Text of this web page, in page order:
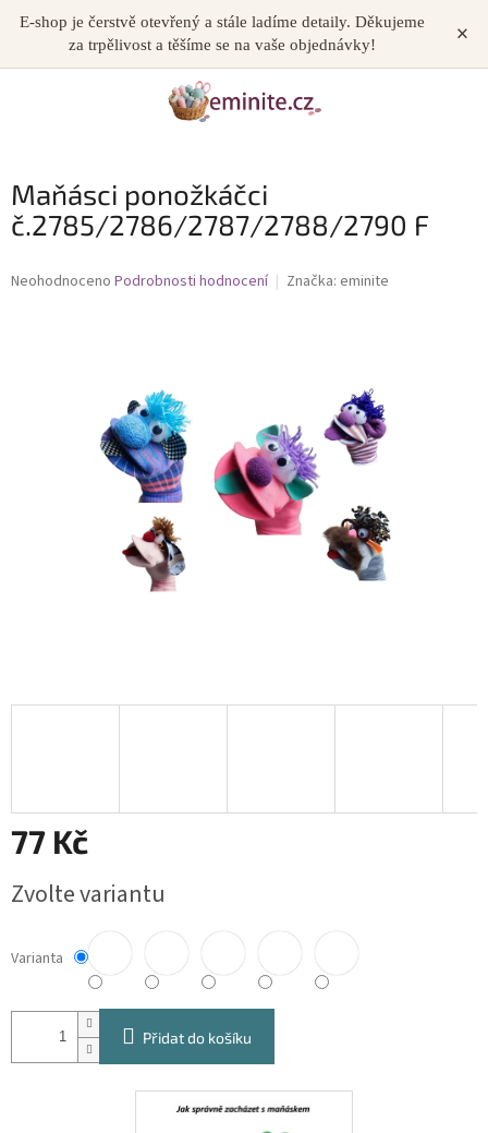
E-shop je čerstvě otevřený a stále ladíme detaily. Děkujeme
za trpělivost a těšíme se na vaše objednávky!
×
Maňásci ponožkáčci
č.2785/2786/2787/2788/2790 F
Průměrné
Neohodnoceno Podrobnosti hodnocení Značka: eminite
77 Kč
cena:
Zvolte variantu
Varianta
Přidat do košíku